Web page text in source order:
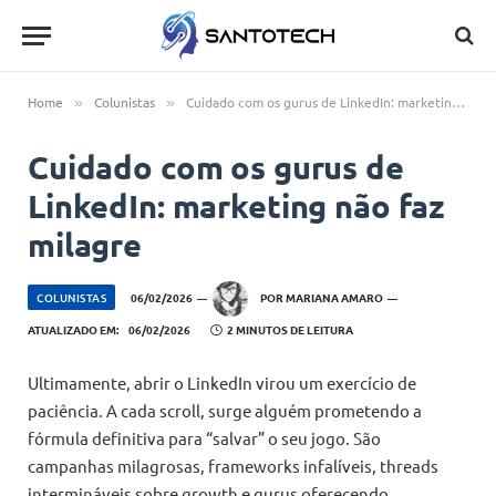
Home » Colunistas » Cuidado com os gurus de LinkedIn: marketing não faz milagre
Cuidado com os gurus de
LinkedIn: marketing não faz
milagre
COLUNISTAS 06/02/2026 POR MARIANA AMARO
ATUALIZADO EM: 06/02/2026 2 MINUTOS DE LEITURA
Ultimamente, abrir o LinkedIn virou um exercício de
paciência. A cada scroll, surge alguém prometendo a
fórmula definitiva para “salvar” o seu jogo. São
campanhas milagrosas, frameworks infalíveis, threads